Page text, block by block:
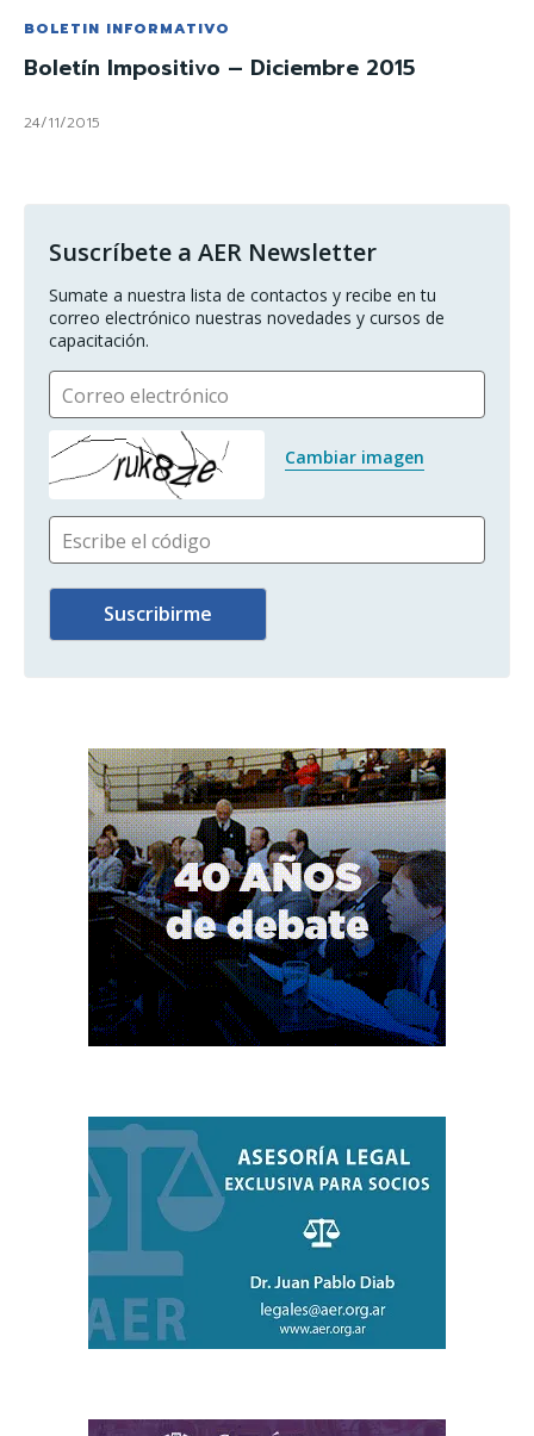
BOLETIN INFORMATIVO
Boletín Impositivo – Diciembre 2015
24/11/2015
Suscríbete a AER Newsletter
Sumate a nuestra lista de contactos y recibe en tu
correo electrónico nuestras novedades y cursos de
capacitación.
Correo electrónico
Cambiar imagen
Escribe el código